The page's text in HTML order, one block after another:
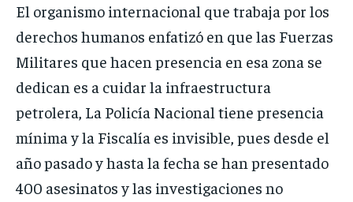
El organismo internacional que trabaja por los
derechos humanos enfatizó en que las Fuerzas
Militares que hacen presencia en esa zona se
dedican es a cuidar la infraestructura
petrolera, La Policía Nacional tiene presencia
mínima y la Fiscalía es invisible, pues desde el
año pasado y hasta la fecha se han presentado
400 asesinatos y las investigaciones no